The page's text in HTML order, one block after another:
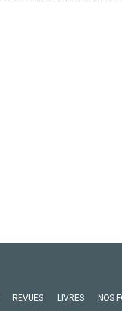
REVUES LIVRES NOS